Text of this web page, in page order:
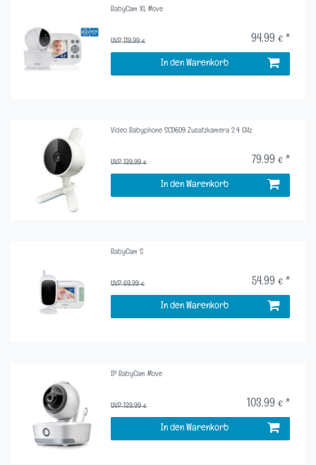
BabyCam XL Move
UVP 119,99 € 94,99 € *
In den Warenkorb
Video Babyphone SCD609 Zusatzkamera 2.4 GHz
UVP 139,99 € 79,99 € *
In den Warenkorb
BabyCam S
UVP 69,99 € 54,99 € *
In den Warenkorb
IP BabyCam Move
UVP 139,99 € 103,99 € *
In den Warenkorb